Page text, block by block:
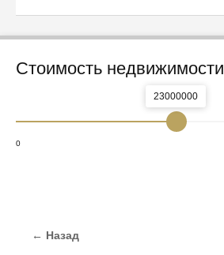
Стоимость недвижимости
23000000
0
← Назад